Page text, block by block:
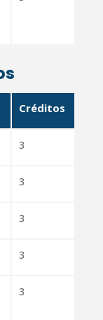
Créditos
3
3
3
3
3